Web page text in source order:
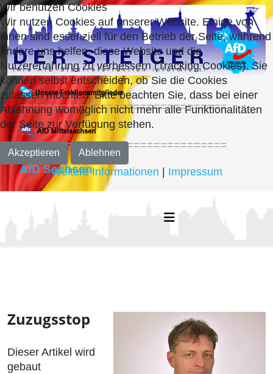
===============================
===============================
AfD Sachsen
Zuzugsstop
Dieser Artikel wird
gebaut
Wir benutzen Cookies
Wir nutzen Cookies auf unserer Website. Einige von
ihnen sind essenziell für den Betrieb der Seite, während
andere uns helfen, diese Website und die
Nutzererfahrung zu verbessern (Tracking Cookies). Sie
können selbst entscheiden, ob Sie die Cookies
zulassen möchten. Bitte beachten Sie, dass bei einer
Ablehnung womöglich nicht mehr alle Funktionalitäten
der Seite zur Verfügung stehen.
Akzeptieren Ablehnen
Weitere Informationen Impressum